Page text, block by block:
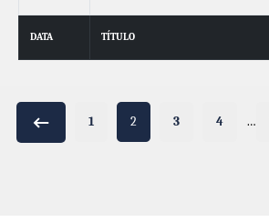
DATA TÍTULO
1 2 3 4 …